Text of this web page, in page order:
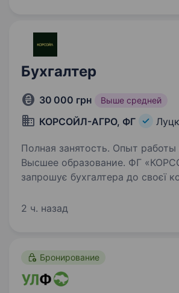
Бухгалтер
30 000 грн Выше средней
КОРСОЙЛ-АГРО, ФГ Луцк
Полная занятость. Опыт работы
Высшее образование. ФГ «КОРСОЙЛ-АГРО»
запрошує бухгалтера до своєї
Організований трансфер до
2 ч. назад
Бронирование